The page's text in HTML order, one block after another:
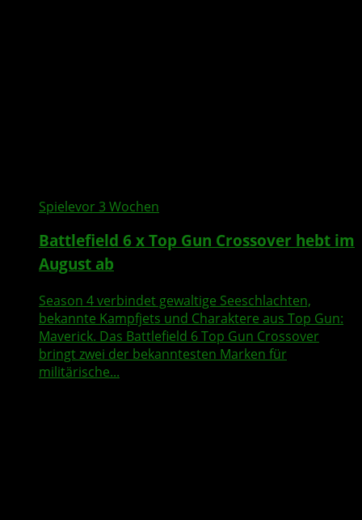
Spielevor 3 Wochen
Battlefield 6 x Top Gun Crossover hebt im
August ab
Season 4 verbindet gewaltige Seeschlachten,
bekannte Kampfjets und Charaktere aus Top Gun:
Maverick. Das Battlefield 6 Top Gun Crossover
bringt zwei der bekanntesten Marken für
militärische...